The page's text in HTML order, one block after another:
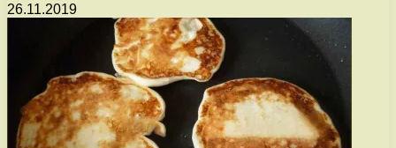
26.11.2019